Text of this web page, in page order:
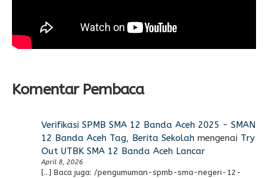
Komentar Pembaca
Verifikasi SPMB SMA 12 Banda Aceh 2025 - SMAN
12 Banda Aceh Tag, Berita Sekolahmengenai Try
Out UTBK SMA 12 Banda Aceh Lancar
April 8, 2026
[…] Baca juga: /pengumuman-spmb-sma-negeri-12-